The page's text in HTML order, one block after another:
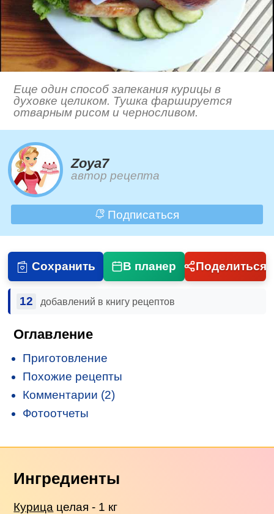
Еще один способ запекания курицы в
духовке целиком. Тушка фаршируется
отварным рисом и черносливом.
Zoya7
автор рецепта
Подписаться
Сохранить В планер Поделиться
12 добавлений в книгу рецептов
Оглавление
Приготовление
Похожие рецепты
Комментарии (2)
Фотоотчеты
Ингредиенты
Курица целая - 1 кг